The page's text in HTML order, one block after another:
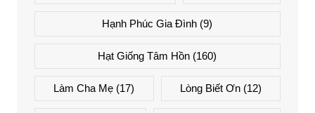
Hạnh Phúc Gia Đình (9)
Hạt Giống Tâm Hồn (160)
Làm Cha Mẹ (17) Lòng Biết Ơn(12)